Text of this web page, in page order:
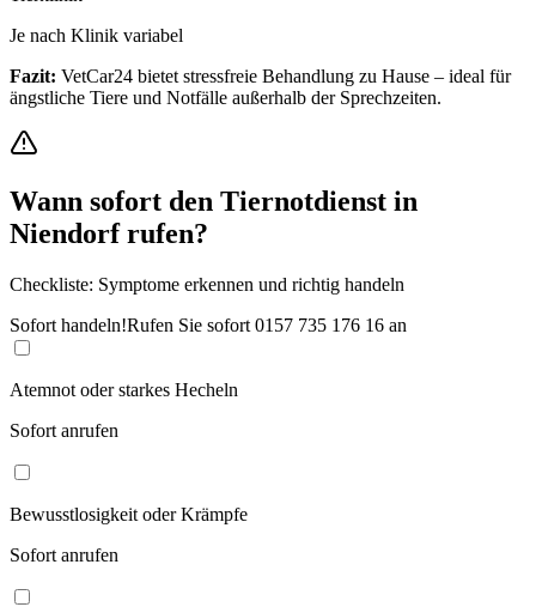
Je nach Klinik variabel
Fazit: VetCar24 bietet stressfreie Behandlung zu Hause – ideal für
ängstliche Tiere und Notfälle außerhalb der Sprechzeiten.
Wann sofort den Tiernotdienst in
Niendorfrufen?
Checkliste: Symptome erkennen und richtig handeln
Sofort handeln!Rufen Sie sofort 0157 735 176 16 an
Atemnot oder starkes Hecheln
Sofort anrufen
Bewusstlosigkeit oder Krämpfe
Sofort anrufen